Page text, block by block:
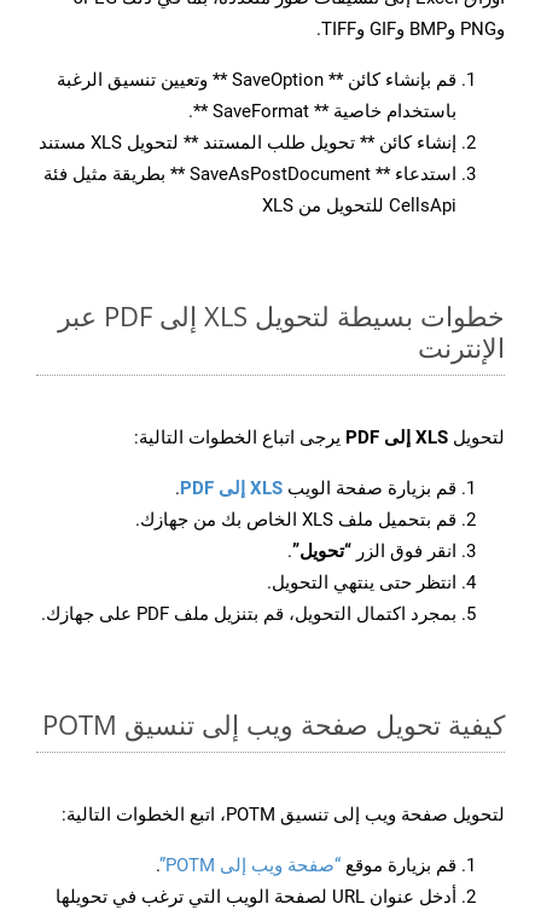
وPNG وBMP وGIF وTIFF.
قم بإنشاء كائن ** SaveOption ** وتعيين تنسيق الرغبة
باستخدام خاصية ** SaveFormat **.
إنشاء كائن ** تحويل طلب المستند ** لتحويل XLS مستند
استدعاء ** SaveAsPostDocument ** بطريقة مثيل فئة
CellsApi للتحويل من XLS
خطوات بسيطة لتحويل XLS إلى PDF عبر
الإنترنت
لتحويل XLS إلى PDF يرجى اتباع الخطوات التالية:
قم بزيارة صفحة الويب XLS إلى PDF
.
قم بتحميل ملف XLS الخاص بك من جهازك.
انقر فوق الزر “تحويل”.
انتظر حتى ينتهي التحويل.
بمجرد اكتمال التحويل، قم بتنزيل ملف PDF على جهازك.
كيفية تحويل صفحة ويب إلى تنسيق POTM
لتحويل صفحة ويب إلى تنسيق POTM، اتبع الخطوات التالية:
قم بزيارة موقع “صفحة ويب إلى POTM”
.
أدخل عنوان URL لصفحة الويب التي ترغب في تحويلها